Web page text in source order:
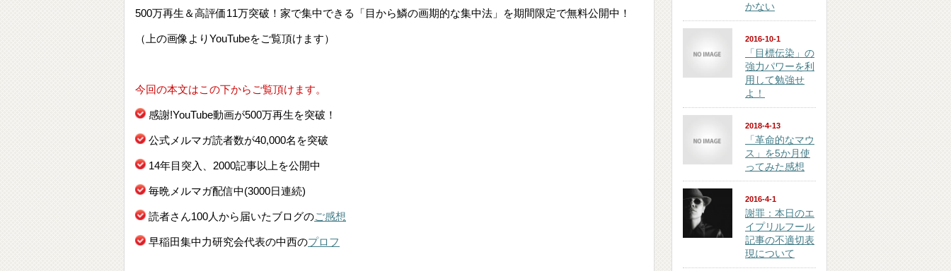
500万再生＆高評価11万突破！家で集中できる「目から鱗の画期的な集中法」を期間限定で無料公開中！
（上の画像よりYouTubeをご覧頂けます）
今回の本文はこの下からご覧頂けます。
感謝!YouTube動画が500万再生を突破！
公式メルマガ読者数が40,000名を突破
14年目突入、2000記事以上を公開中
毎晩メルマガ配信中(3000日連続)
読者さん100人から届いたブログのご感想
早稲田集中力研究会代表の中西のプロフ
かない
2016-10-1
「目標伝染」の
強力パワーを利
用して勉強せ
よ！
2018-4-13
「革命的なマウ
ス」を5か月使
ってみた感想
2016-4-1
謝罪：本日のエ
イプリルフール
記事の不適切表
現について